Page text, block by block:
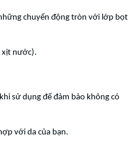
chuyển động tròn với lớp bọt
xịt nước).
sử dụng để đảm bảo không có
với da của bạn.